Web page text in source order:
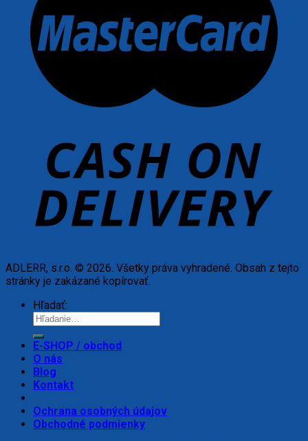
ADLERR, s.r.o. © 2026. Všetky práva vyhradené. Obsah z tejto
stránky je zakázané kopírovať.
Hľadať:
E-SHOP / obchod
O nás
Blog
Kontakt
Ochrana osobných údajov
Obchodné podmienky